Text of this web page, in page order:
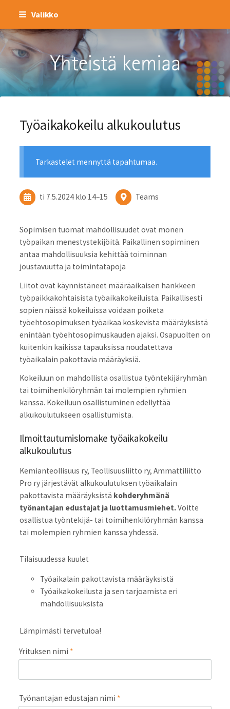
Siirry
sisältöön
Valikko
Kemianteollisuus ry
Työaikakokeilu alkukoulutus
Tarkastelet mennyttä tapahtumaa.
ti 7.5.2024 klo 14–15 Teams
Sopimisen tuomat mahdollisuudet ovat monen
työpaikan menestystekijöitä. Paikallinen sopiminen
antaa mahdollisuuksia kehittää toiminnan
joustavuutta ja toimintatapoja
Liitot ovat käynnistäneet määräaikaisen hankkeen
työpaikkakohtaisista työaikakokeiluista. Paikallisesti
sopien näissä kokeiluissa voidaan poiketa
työehtosopimuksen työaikaa koskevista määräyksistä
enintään työehtosopimuskauden ajaksi. Osapuolten on
kuitenkin kaikissa tapauksissa noudatettava
työaikalain pakottavia määräyksiä.
Kokeiluun on mahdollista osallistua työntekijäryhmän
tai toimihenkilöryhmän tai molempien ryhmien
kanssa. Kokeiluun osallistuminen edellyttää
alkukoulutukseen osallistumista.
Ilmoittautumislomake työaikakokeilu
alkukoulutus
Kemianteollisuus ry, Teollisuusliitto ry, Ammattiliitto
Pro ry järjestävät alkukoulutuksen työaikalain
pakottavista määräyksistä kohderyhmänä
työnantajan edustajat ja luottamusmiehet.Voitte
osallistua työntekijä- tai toimihenkilöryhmän kanssa
tai molempien ryhmien kanssa yhdessä.
Tilaisuudessa kuulet
Työaikalain pakottavista määräyksistä
Työaikakokeilusta ja sen tarjoamista eri
mahdollisuuksista
Lämpimästi tervetuloa!
Yrituksen nimi *
Työnantajan edustajan nimi *